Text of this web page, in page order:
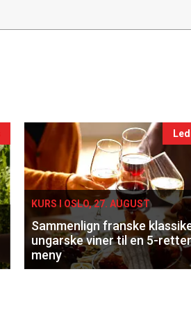
KURS I OSLO, 27. AUGUST
Sammenlign franske
ungarske viner til en 5-
meny